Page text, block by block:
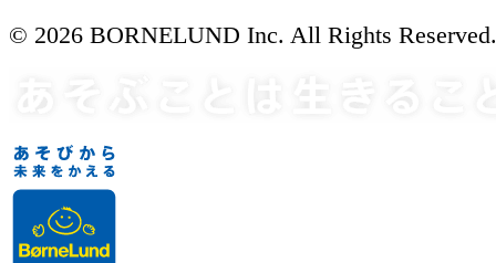
© 2026 BORNELUND Inc. All Rights Reserved.